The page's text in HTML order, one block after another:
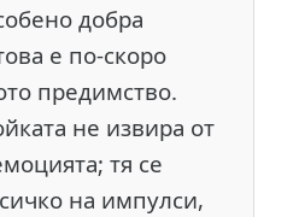
добра
е по-скоро
предимство.
не извира от
тя се
на импулси,